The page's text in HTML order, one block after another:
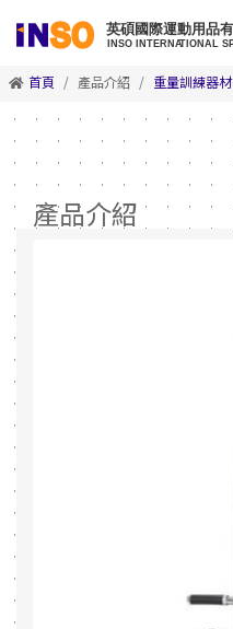
首頁 產品介紹 重量訓練器材
產品介紹